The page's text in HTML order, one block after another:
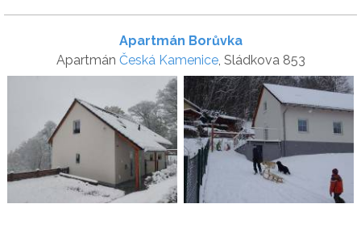
Apartmán Borůvka
Apartmán Česká Kamenice, Sládkova 853